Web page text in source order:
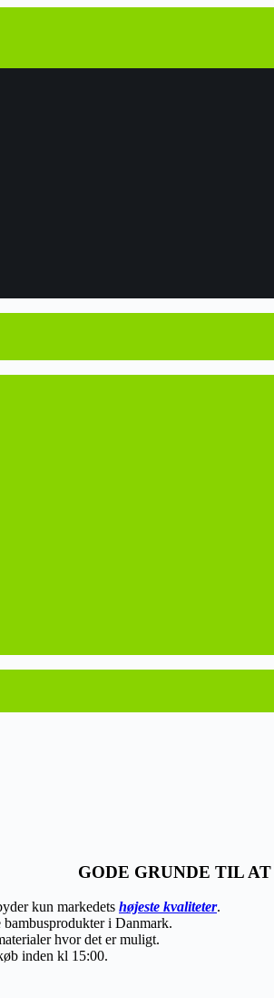
GODE GRUNDE TIL
kun markedets højeste kvaliteter.
i Danmark.
hvor det er muligt.
inden kl 15:00.